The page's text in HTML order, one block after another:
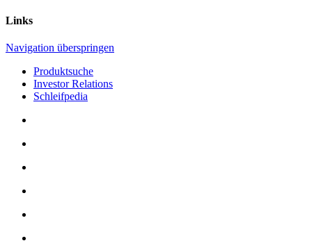
Links
Navigation überspringen
Produktsuche
Investor Relations
Schleifpedia